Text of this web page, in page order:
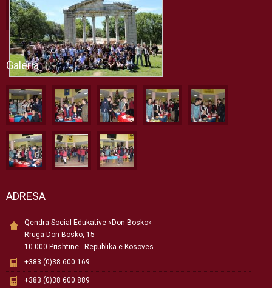
Galeria
ADRESA
Qendra Social-Edukative «Don Bosko»
Rruga Don Bosko, 15
10 000 Prishtinë - Republika e Kosovës
+383 (0)38 600 169
+383 (0)38 600 889